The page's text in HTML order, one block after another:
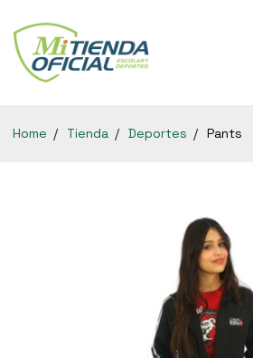
Home Tienda Deportes Pants